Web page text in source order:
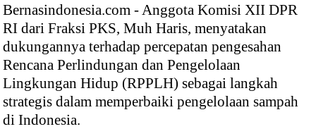
Bernasindonesia.com - Anggota Komisi XII DPR
RI dari Fraksi PKS, Muh Haris, menyatakan
dukungannya terhadap percepatan pengesahan
Rencana Perlindungan dan Pengelolaan
Lingkungan Hidup (RPPLH) sebagai langkah
strategis dalam memperbaiki pengelolaan sampah
di Indonesia.